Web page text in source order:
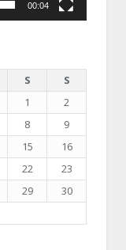
00:04
S
S
1
2
8
9
15
16
22
23
29
30